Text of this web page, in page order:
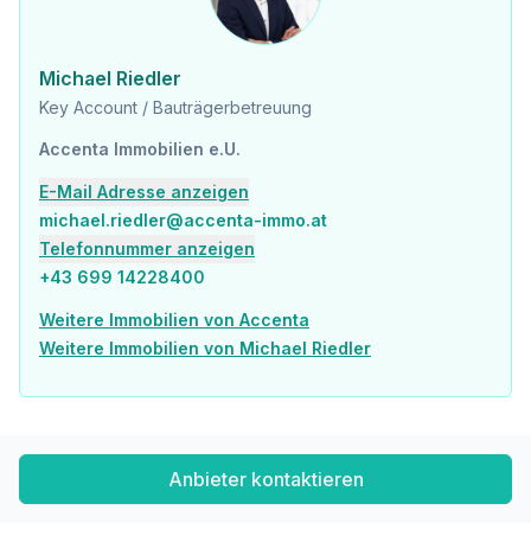
Autobahnanschluss <1.275m
Angaben Entfernung Luftlinie / Quelle: OpenStreetMap
Michael Riedler
Key Account / Bauträgerbetreuung
Accenta Immobilien e.U.
E-Mail Adresse anzeigen
michael.riedler@accenta-immo.at
Telefonnummer anzeigen
+43 699 14228400
Weitere Immobilien von Accenta
Weitere Immobilien von Michael Riedler
Anbieter kontaktieren